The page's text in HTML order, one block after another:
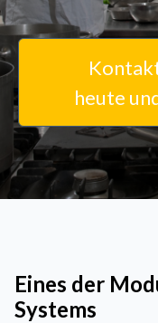
heute
Eines der
Systems